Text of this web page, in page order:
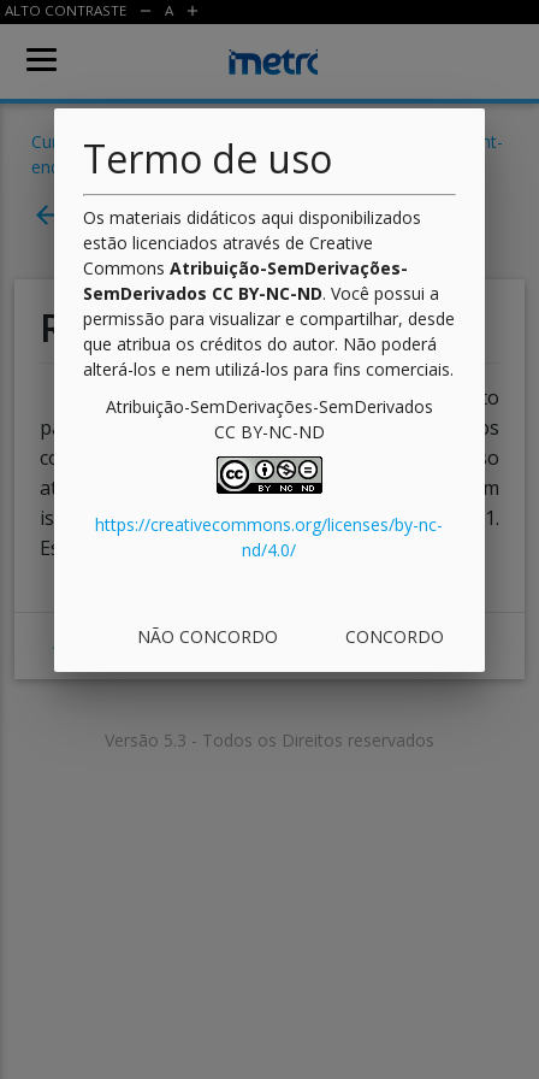
Termo de uso
Os materiais didáticos aqui disponibilizados
estão licenciados através de Creative
Commons Atribuição-SemDerivações-
SemDerivados CC BY-NC-ND. Você possui a
permissão para visualizar e compartilhar, desde
que atribua os créditos do autor. Não poderá
alterá-los e nem utilizá-los para fins comerciais.
Atribuição-SemDerivações-SemDerivados
CC BY-NC-ND
https://creativecommons.org/licenses/by-nc-
nd/4.0/
CONCORDO
NÃO CONCORDO
ALTO CONTRASTE remove A add
Cursos/Informática para Internet
Desenvolvimento Front-
end I
/ Aula
arrow_back Aula 15 - Criando um blog
Resumo
Nesta aula, você viu um exemplo completo
passo a passo de como utilizar, na prática, os
conhecimentos adquiridos durante todo o curso
através da construção dolayout
. Com
isso, você conclui o curso de Front-End 1.
Esperamos que tenha gostado!
ANTERIOR 10/10
Versão 5.3 - Todos os Direitos reservados